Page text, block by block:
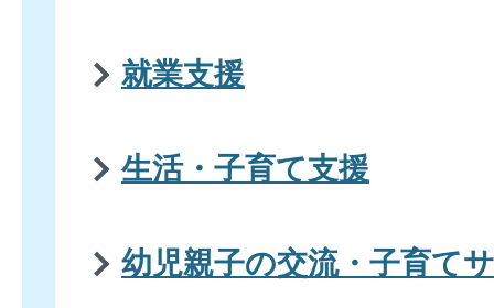
就業支援
生活・子育て支援
幼児親子の交流・子育て